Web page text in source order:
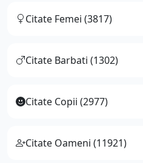
Citate Femei (3817)
Citate Barbati (1302)
Citate Copii (2977)
Citate Oameni (11921)